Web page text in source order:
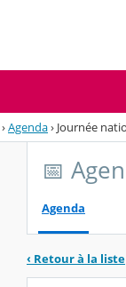
›Agenda› Journée
📅
Agenda
‹ Retour à la liste